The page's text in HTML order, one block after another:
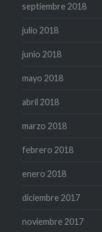
septiembre 2018
julio 2018
junio 2018
mayo 2018
abril 2018
marzo 2018
febrero 2018
enero 2018
diciembre 2017
noviembre 2017